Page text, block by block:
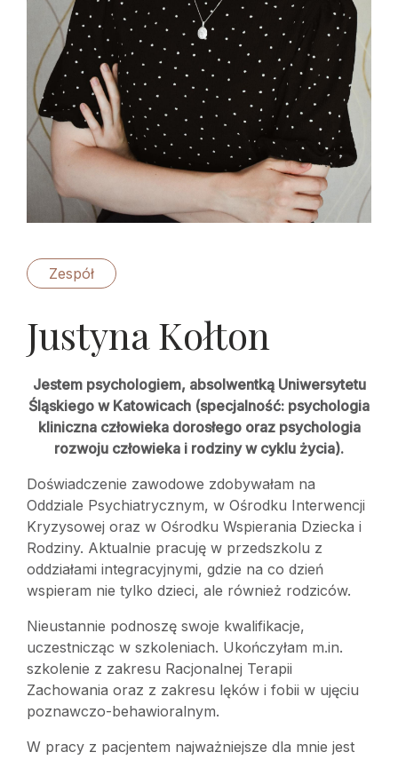
Zespół
Justyna Kołton
Jestem psychologiem, absolwentką Uniwersytetu
Śląskiego w Katowicach (specjalność: psychologia
kliniczna człowieka dorosłego oraz psychologia
rozwoju człowieka i rodziny w cyklu życia).
Doświadczenie zawodowe zdobywałam na
Oddziale Psychiatrycznym, w Ośrodku Interwencji
Kryzysowej oraz w Ośrodku Wspierania Dziecka i
Rodziny. Aktualnie pracuję w przedszkolu z
oddziałami integracyjnymi, gdzie na co dzień
wspieram nie tylko dzieci, ale również rodziców.
Nieustannie podnoszę swoje kwalifikacje,
uczestnicząc w szkoleniach. Ukończyłam m.in.
szkolenie z zakresu Racjonalnej Terapii
Zachowania oraz z zakresu lęków i fobii w ujęciu
poznawczo-behawioralnym.
W pracy z pacjentem najważniejsze dla mnie jest